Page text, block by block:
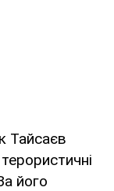
Тайсаєв
його